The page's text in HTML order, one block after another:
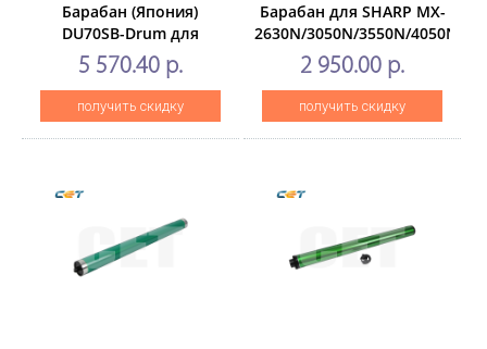
Барабан (Япония)
DU70SB-Drum для
SHARPBP-
50C26/70C26/C2652R/C4582R/C6582D
(CET), 200000
стр.,CET101117
5 570.40 р.
получить скидку
Барабан для SHARP MX-
2630N/3050N/3550N/4050N
(CET),CET101133
2 950.00 р.
получить скидку